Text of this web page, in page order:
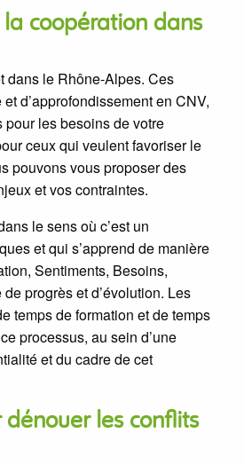
la coopération dans
dans le Rhône-Alpes. Ces
d’approfondissement en CNV,
les besoins de votre
ceux qui veulent favoriser le
pouvons vous proposer des
et vos contraintes.
le sens où c’est un
et qui s’apprend de manière
Sentiments, Besoins,
progrès et d’évolution. Les
temps de formation et de temps
processus, au sein d’une
et du cadre de cet
les conflits